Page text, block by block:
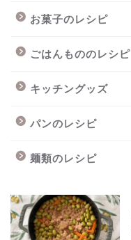
お菓子のレシピ
ごはんもののレシピ
キッチングッズ
パンのレシピ
麺類のレシピ